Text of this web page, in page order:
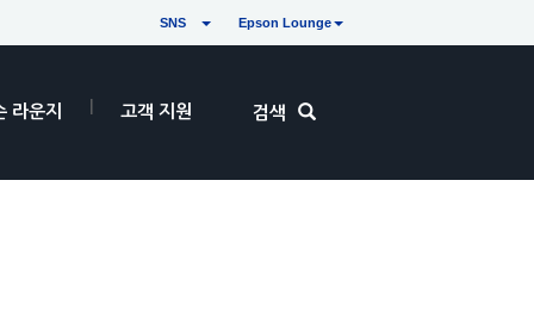
SNS Epson Lounge
라운지 고객 지원 검색